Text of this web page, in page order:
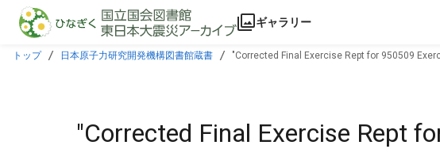
本文に飛ぶ
ギャラリー
トップ 日本原子力研究開発機構図書館蔵書 "Corrected Final Exercise Rept for 950509
"Corrected Final Exercise Rept